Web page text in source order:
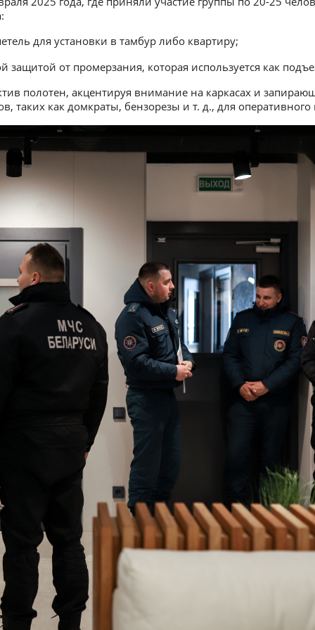
для установки в тамбур либо квартиру;
от промерзания, которая используется как
полотен, акцентируя внимание на каркасах и
как домкраты, бензорезы и т. д., для